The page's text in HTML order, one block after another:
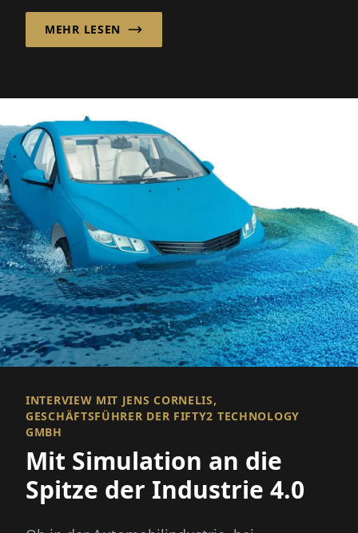
MEHR LESEN
INTERVIEW MIT JENS CORNELIS,
GESCHÄFTSFÜHRER DER FIFTY2 TECHNOLOGY
GMBH
Mit Simulation an die
Spitze der Industrie 4.0